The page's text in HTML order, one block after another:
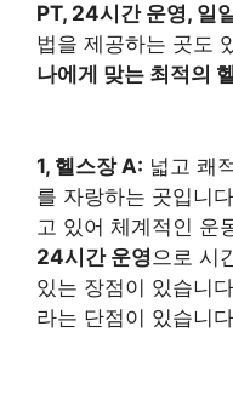
PT, 24시간 운영, 일
법을 제공하는 곳도
나에게 맞는 최적의
1, 헬스장 A: 넓고 쾌
를 자랑하는 곳입니
고 있어 체계적인 운
24시간 운영 으로 시
있는 장점이 있습니
라는 단점이 있습니